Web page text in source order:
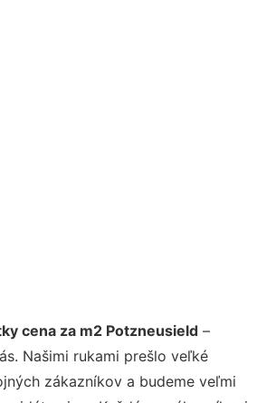
cena za m2 Potzneusield –
Našimi rukami prešlo veľké
zákazníkov a budeme veľmi